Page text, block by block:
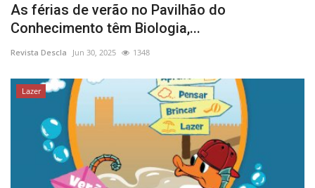
As férias de verão no Pavilhão do
Conhecimento têm Biologia,...
Revista Descla Jun 30, 2025 1348
Lazer